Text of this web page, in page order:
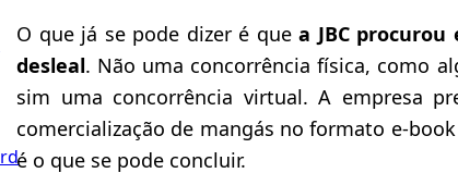
O que já se pode dizer é quea JBC
desleal. Não uma concorrência física, como
sim uma concorrência virtual. A empresa
comercialização de mangás no formato e-
é o que se pode concluir.